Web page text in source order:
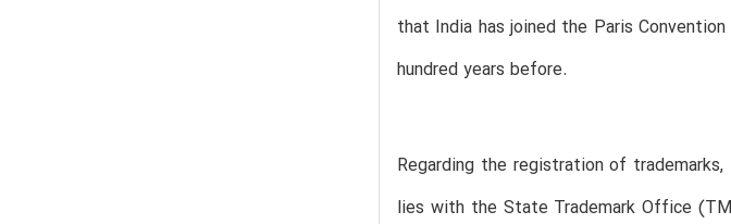
that India has joined the Paris
hundred years before.
Regarding the registration of
lies with the State Trademark Office